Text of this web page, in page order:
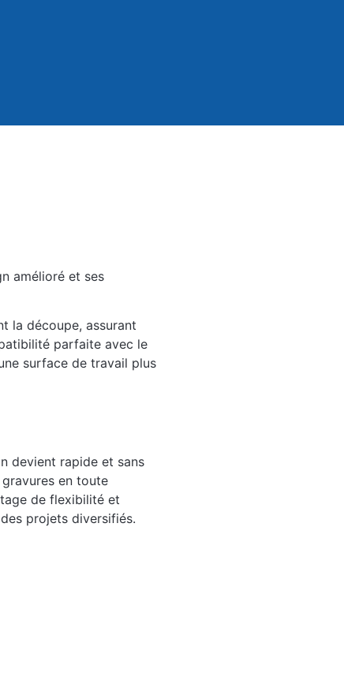
amélioré et ses
la découpe, assurant
parfaite avec le
surface de travail plus
devient rapide et sans
en toute
de flexibilité et
projets diversifiés.